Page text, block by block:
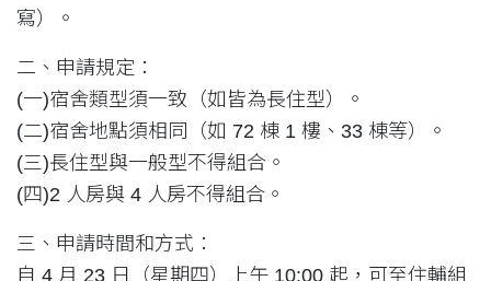
寫）。
二、申請規定：
(一)宿舍類型須一致（如皆為長住型）。
(二)宿舍地點須相同（如 72 棟 1 樓、33 棟等）。
(三)長住型與一般型不得組合。
(四)2 人房與 4 人房不得組合。
三、申請時間和方式：
自 4 月 23 日（星期四）上午 10:00 起，可至住輔組